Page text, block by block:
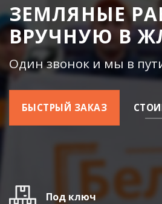
ЗЕМЛЯНЫЕ
ВРУЧНУЮ В
Один звонок и мы в
БЫСТРЫЙ ЗАКАЗ
Под ключ